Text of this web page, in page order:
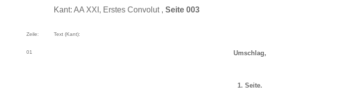
Kant: AA XXI, Erstes Convolut , Seite 003
Zeile: Text (Kant):
01 Umschlag,
1. Seite.